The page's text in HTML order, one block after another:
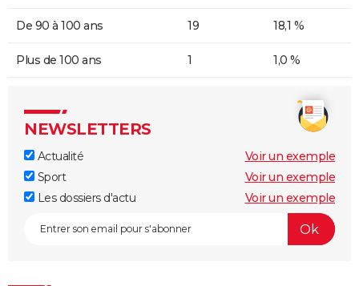
De 90 à 100 ans 19 18,1 %
Plus de 100 ans 1 1,0 %
NEWSLETTERS
Actualité
Voir un exemple
Sport
Voir un exemple
Les dossiers d'actu
Voir un exemple